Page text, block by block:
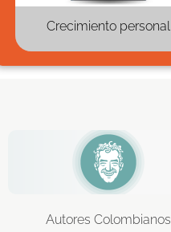
Crecimiento personal
Autores Colombianos